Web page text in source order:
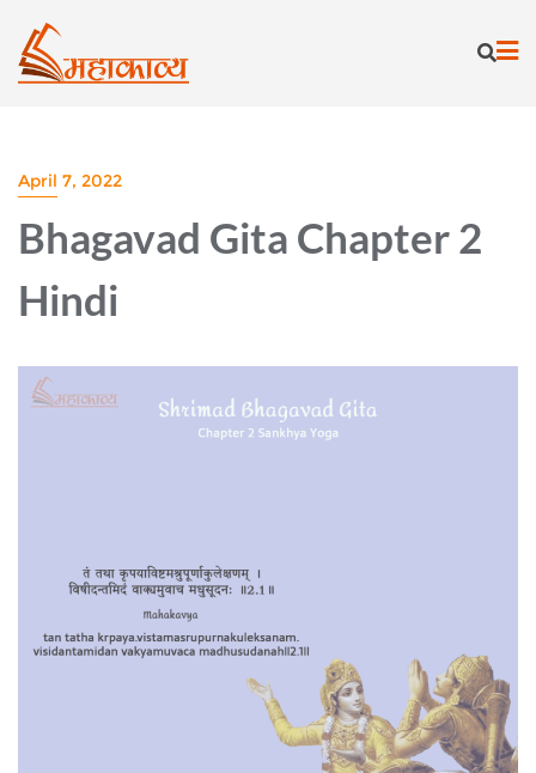
content
April 7, 2022
Bhagavad Gita Chapter 2
Hindi